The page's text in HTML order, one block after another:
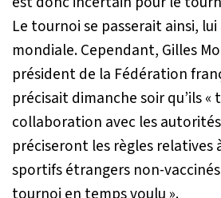
Le tournoi se passerait ainsi,
mondiale. Cependant, Gilles
président de la Fédération
précisait dimanche soir qu’ils «
collaboration avec les
préciseront les règles relatives
sportifs étrangers non-